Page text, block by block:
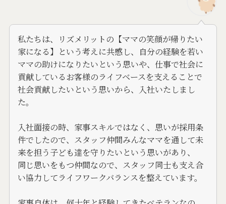
私たちは、リズメリットの【ママの笑顔が帰りたい
家になる】という考えに共感し、自分の経験を若い
ママの助けになりたいという思いや、仕事で社会に
貢献しているお客様のライフベースを支えることで
社会貢献したいという思いから、入社いたしまし
た。
入社面接の時、家事スキルではなく、思いが採用条
件でしたので、スタッフ仲間みんなママを通して未
来を担う子ども達を守りたいという思いがあり、
同じ思いをもつ仲間なので、スタッフ同士も支え合
い協力してライフワークバランスを整えています。